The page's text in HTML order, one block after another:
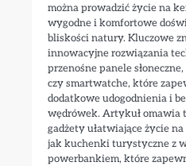
można prowadzić życie na
wygodne i komfortowe
bliskości natury. Kluczowe
innowacyjne rozwiązania
przenośne panele
czy smartwatche, które
dodatkowe udogodnienia i
wędrówek. Artykuł omawia
gadżety ułatwiające życie
jak kuchenki turystyczne z
powerbankiem, które